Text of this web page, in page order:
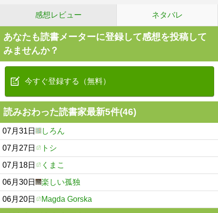
感想レビュー ネタバレ
あなたも読書メーターに登録して感想を投稿して
みませんか？
今すぐ登録する（無料）
読みおわった読書家最新5件(46)
07月31日 しろん
07月27日 トシ
07月18日 くまこ
06月30日 楽しい孤独
06月20日 Magda Gorska